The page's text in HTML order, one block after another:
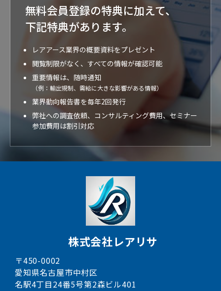
無料会員登録の特典に加えて、
下記特典があります。
レアアース業界の概要資料をプレゼント
閲覧制限がなく、すべての情報が確認可能
重要情報は、随時通知
（例：輸出規制、需給に大きな影響がある情報）
業界動向報告書を毎年2回発行
弊社への調査依頼、コンサルティング費用、セミナー
参加費用は割引対応
株式会社レアリサ
〒450-0002
愛知県名古屋市中村区
名駅4丁目24番5号第2森ビル401